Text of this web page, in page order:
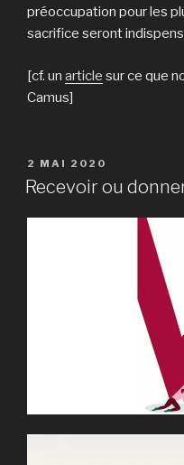
préoccupation pour les
sacrifice seront
[cf. un article sur ce que
Camus]
PUBLIÉ
LE
2 MAI 2020
Recevoir ou